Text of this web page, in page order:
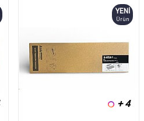
YENI
Ürün
+ 4